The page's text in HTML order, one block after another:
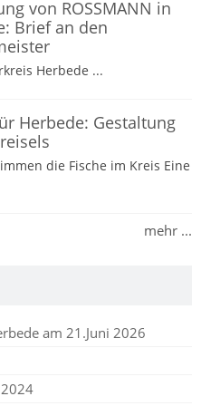
von ROSSMANN in
Brief an den
Herbede ...
Herbede: Gestaltung
die Fische im Kreis Eine
mehr ...
am 21.Juni 2026